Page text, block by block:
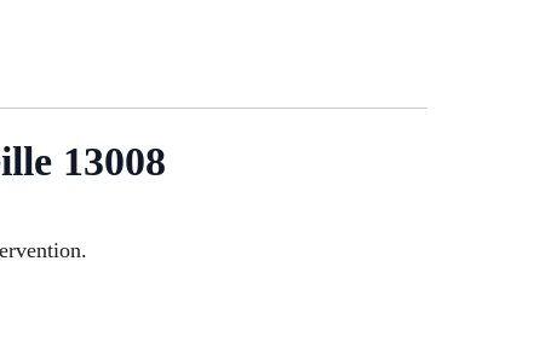
13008